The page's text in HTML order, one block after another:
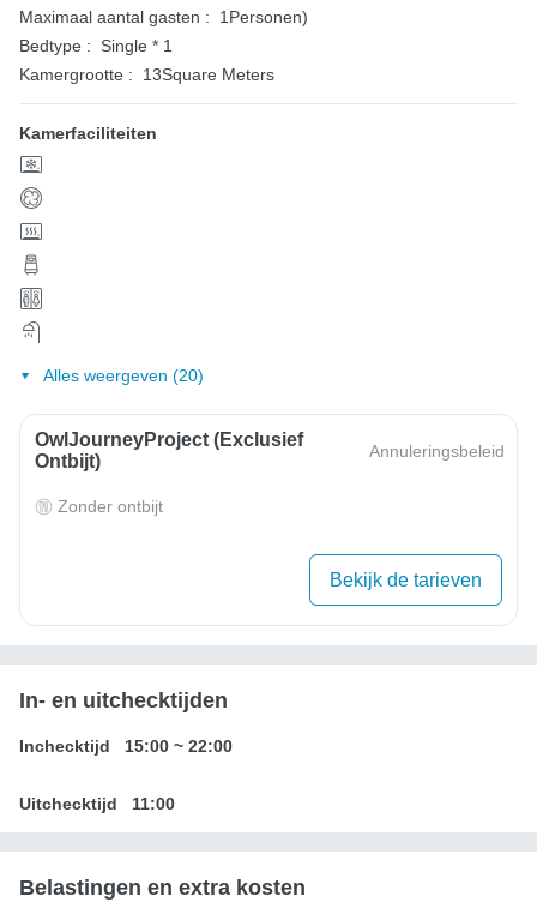
Maximaal aantal gasten :
1Personen)
Bedtype :
Single * 1
Kamergrootte :
13Square Meters
Kamerfaciliteiten
Alles weergeven (20)
OwlJourneyProject (exclusief
Ontbijt)
Annuleringsbeleid
Zonder ontbijt
Bekijk de tarieven
In- en uitchecktijden
Inchecktijd 15:00 ~ 22:00
Uitchecktijd 11:00
Belastingen en extra kosten